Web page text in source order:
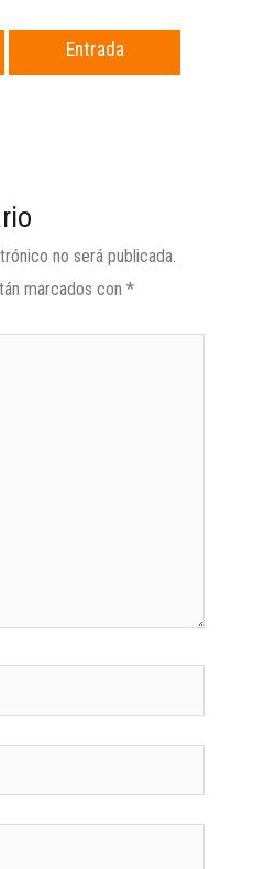
Entrada
no será publicada.
marcados con *